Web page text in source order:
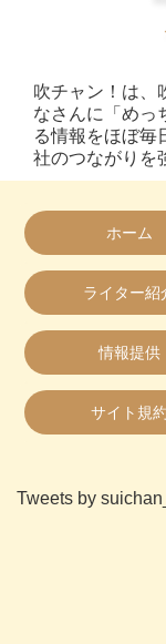
吹チャン！は、
なさんに「めっ
る情報をほぼ毎
社のつながりを
ホーム
ライター紹
情報提供
サイト規約
Tweets by